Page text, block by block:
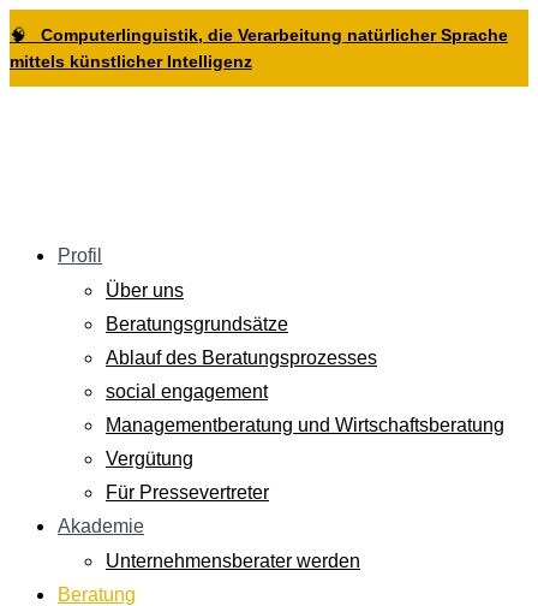
Zur
Hauptnavigation
springen
Zum
Inhalt
springen
Zum
Footer
springen
🧠 Computerlinguistik, die Verarbeitung natürlicher Sprache
mittels künstlicher Intelligenz
Profil
Über uns
Beratungsgrundsätze
Ablauf des Beratungsprozesses
social engagement
Managementberatung und Wirtschaftsberatung
Vergütung
Für Pressevertreter
Akademie
Unternehmensberater werden
Beratung